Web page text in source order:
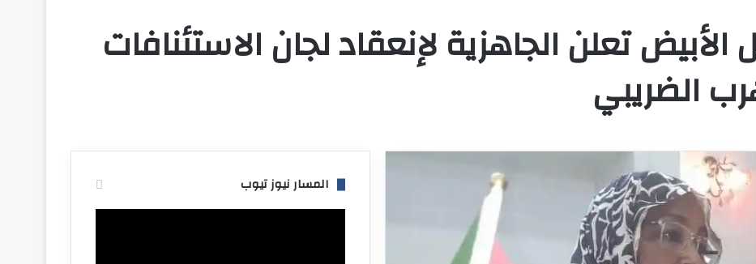
الأبيض تعلن الجاهزية لإنعقاد لجان الاستئنافات
الضريبي
المسار نيوز تيوب